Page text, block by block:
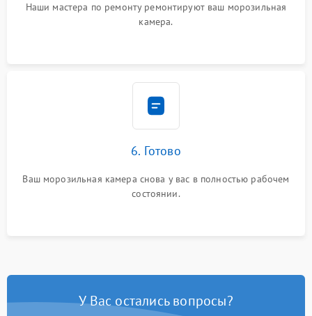
Наши мастера по ремонту ремонтируют ваш морозильная
камера.
6. Готово
Ваш морозильная камера снова у вас в полностью рабочем
состоянии.
У Вас остались вопросы?